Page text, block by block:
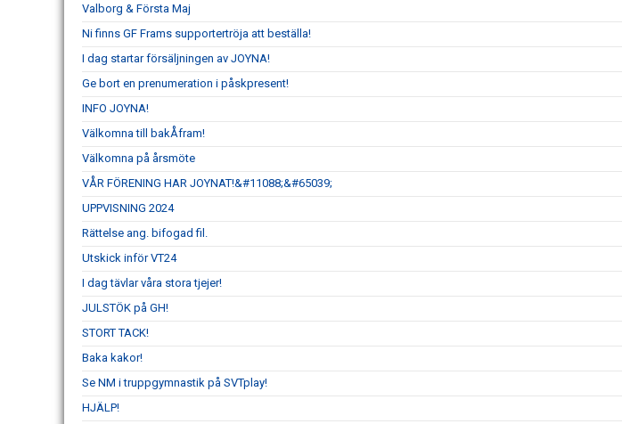
Valborg & Första Maj
Ni finns GF Frams supportertröja att beställa!
I dag startar försäljningen av JOYNA!
Ge bort en prenumeration i påskpresent!
INFO JOYNA!
Välkomna till bakÅfram!
Välkomna på årsmöte
VÅR FÖRENING HAR JOYNAT!&#11088;&#65039;
UPPVISNING 2024
Rättelse ang. bifogad fil.
Utskick inför VT24
I dag tävlar våra stora tjejer!
JULSTÖK på GH!
STORT TACK!
Baka kakor!
Se NM i truppgymnastik på SVTplay!
HJÄLP!